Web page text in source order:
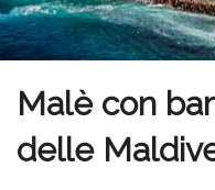
Malè con
delle